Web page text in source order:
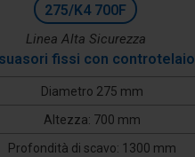
275/K4 700F
Linea Alta Sicurezza
fissi con controtelaio
Diametro 275 mm
Altezza: 700 mm
Profondità di scavo: 1300 mm